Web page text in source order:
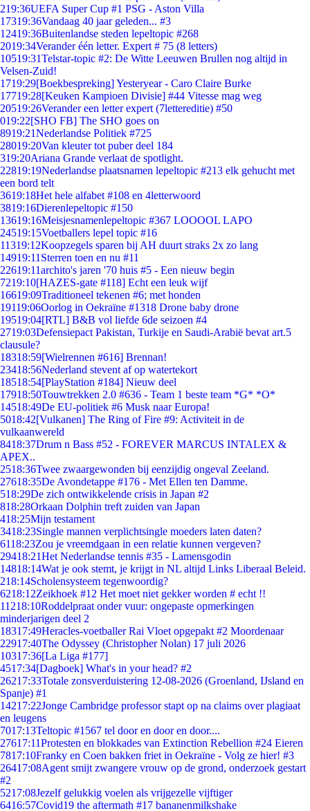
219:36UEFA Super Cup #1 PSG - Aston Villa
17319:36Vandaag 40 jaar geleden... #3
12419:36Buitenlandse steden lepeltopic #268
2019:34Verander één letter. Expert # 75 (8 letters)
10519:31Telstar-topic #2: De Witte Leeuwen Brullen nog altijd in
Velsen-Zuid!
1719:29[Boekbespreking] Yesteryear - Caro Claire Burke
17719:28[Keuken Kampioen Divisie] #44 Vitesse mag weg
20519:26Verander een letter expert (7lettereditie) #50
019:22[SHO FB] The SHO goes on
8919:21Nederlandse Politiek #725
28019:20Van kleuter tot puber deel 184
319:20Ariana Grande verlaat de spotlight.
22819:19Nederlandse plaatsnamen lepeltopic #213 elk gehucht met
een bord telt
3619:18Het hele alfabet #108 en 4letterwoord
3819:16Dierenlepeltopic #150
13619:16Meisjesnamenlepeltopic #367 LOOOOL LAPO
24519:15Voetballers lepel topic #16
11319:12Koopzegels sparen bij AH duurt straks 2x zo lang
14919:11 Sterren toen en nu #11
22619:11archito's jaren '70 huis #5 - Een nieuw begin
7219:10[HAZES-gate #118] Echt een leuk wijf
16619:09Traditioneel tekenen #6; met honden
19119:06Oorlog in Oekraïne #1318 Drone baby drone
19519:04[RTL] B&B vol liefde 6de seizoen #4
2719:03Defensiepact Pakistan, Turkije en Saudi-Arabië bevat art.5
clausule?
18318:59[Wielrennen #616] Brennan!
23418:56Nederland stevent af op watertekort
18518:54[PlayStation #184] Nieuw deel
17918:50Touwtrekken 2.0 #636 - Team 1 beste team *G* *O*
14518:49De EU-politiek #6 Musk naar Europa!
5018:42[Vulkanen] The Ring of Fire #9: Activiteit in de
vulkaanwereld
8418:37Drum n Bass #52 - FOREVER MARCUS INTALEX &
APEX..
2518:36Twee zwaargewonden bij eenzijdig ongeval Zeeland.
27618:35De Avondetappe #176 - Met Ellen ten Damme.
518:29De zich ontwikkelende crisis in Japan #2
818:28Orkaan Dolphin treft zuiden van Japan
418:25Mijn testament
3418:23Single mannen verplichtsingle moeders laten daten?
6118:23Zou je vreemdgaan in een relatie kunnen vergeven?
29418:21Het Nederlandse tennis #35 - Lamensgodin
14818:14Wat je ook stemt, je krijgt in NL altijd Links Liberaal Beleid.
218:14Scholensysteem tegenwoordig?
6218:12Zeikhoek #12 Het moet niet gekker worden # echt !!
11218:10Roddelpraat onder vuur: ongepaste opmerkingen
minderjarigen deel 2
18317:49Heracles-voetballer Rai Vloet opgepakt #2 Moordenaar
22917:40The Odyssey (Christopher Nolan) 17 juli 2026
10317:36[La Liga #177]
4517:34[Dagboek] What's in your head? #2
26217:33Totale zonsverduistering 12-08-2026 (Groenland, IJsland en
Spanje) #1
14217:22Jonge Cambridge professor stapt op na claims over plagiaat
en leugens
7017:13Teltopic #1567 tel door en door en door....
27617:11Protesten en blokkades van Extinction Rebellion #24 Eieren
7817:10Franky en Coen bakken friet in Oekraïne - Volg ze hier! #3
26417:08Agent smijt zwangere vrouw op de grond, onderzoek gestart
#2
5217:08Jezelf gelukkig voelen als vrijgezelle vijftiger
6416:57Covid19 the aftermath #17 bananenmilkshake